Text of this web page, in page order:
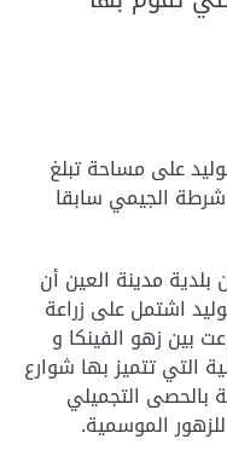
على مساحة تبلغ
الجيمي سابقا
مدينة العين أن
اشتمل على زراعة
بين زهو الفينكا و
التي تتميز بها شوارع
بالحصى التجميلي
الموسمية.